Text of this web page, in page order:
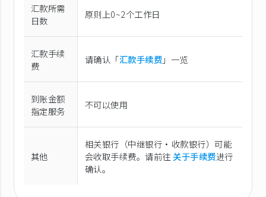
汇款所需
日数
原则上0~2个工作日
汇款手续
费
请确认「汇款手续费」一览
到账金额
指定服务
不可以使用
其他
相关银行（中继银行·收款银行）可能
会收取手续费。请前往关于手续费进行
确认。